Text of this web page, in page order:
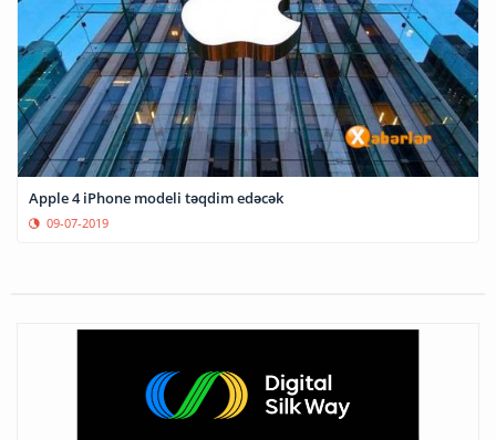
Apple 4 iPhone modeli təqdim edəcək
09-07-2019